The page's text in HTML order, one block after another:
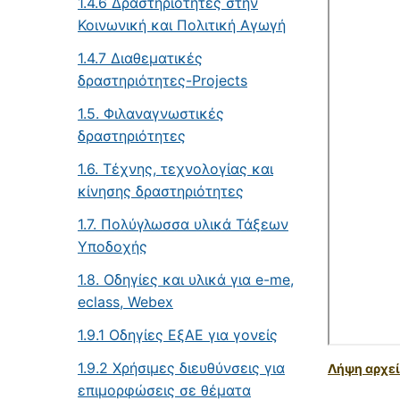
Κοινωνική και Πολιτική Αγωγή
1.4.7 Διαθεματικές
δραστηριότητες-Projects
1.5. Φιλαναγνωστικές
δραστηριότητες
1.6. Τέχνης, τεχνολογίας και
κίνησης δραστηριότητες
1.7. Πολύγλωσσα υλικά Τάξεων
Υποδοχής
1.8. Oδηγίες και υλικά για e-me,
eclass, Webex
1.9.1 Οδηγίες ΕξΑΕ για γονείς
1.9.2 Χρήσιμες διευθύνσεις για
επιμορφώσεις σε θέματα
Λήψη